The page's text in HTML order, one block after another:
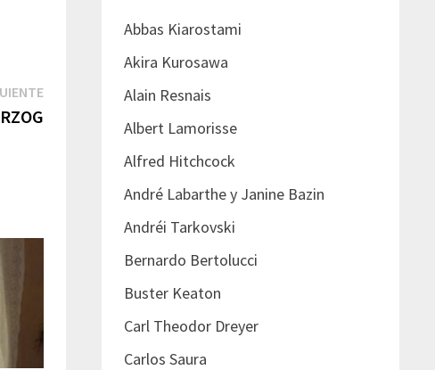
Next
post:
Abbas Kiarostami
Akira Kurosawa
Alain Resnais
Albert Lamorisse
Alfred Hitchcock
André Labarthe y Janine Bazin
Andréi Tarkovski
Bernardo Bertolucci
Buster Keaton
Carl Theodor Dreyer
Carlos Saura